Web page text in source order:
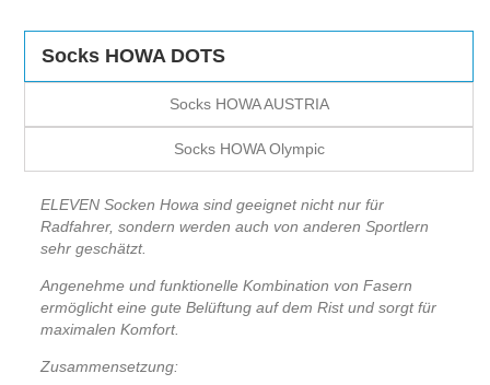
Socks HOWA DOTS
Socks HOWA AUSTRIA
Socks HOWA Olympic
ELEVEN Socken Howa sind geeignet nicht nur für
Radfahrer, sondern werden auch von anderen Sportlern
sehr geschätzt.
Angenehme und funktionelle Kombination von Fasern
ermöglicht eine gute Belüftung auf dem Rist und sorgt für
maximalen Komfort.
Zusammensetzung: